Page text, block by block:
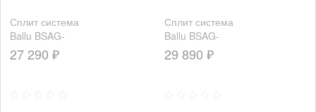
Сплит система
Ballu BSAG-
07HN8
27 290 ₽
Сплит система
Ballu BSAG-
09HN8
29 890 ₽